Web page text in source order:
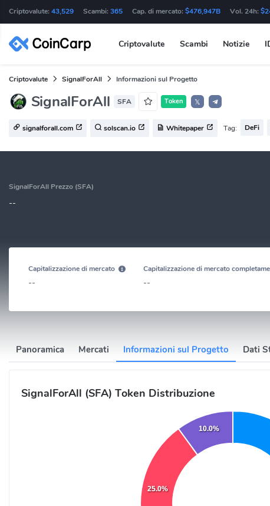
Criptovalute: 43,529 Scambi: 365 Cap. di mercato: $476,947B Vol. 24h:
Criptovalute Scambi Notizie
Criptovalute SignalForAll Informazioni sul Progetto
SignalForAll SFA Token 𝕏
signalforall.com solscan.io Whitepaper Tag: DeFi
SignalForAll Prezzo (SFA)
--
Capitalizzazione di mercato
--
Capitalizzazione di mercato
--
Panoramica Mercati Informazioni sul Progetto Dati
SignalForAll (SFA) Token Distribuzione
25.0%
10.0%